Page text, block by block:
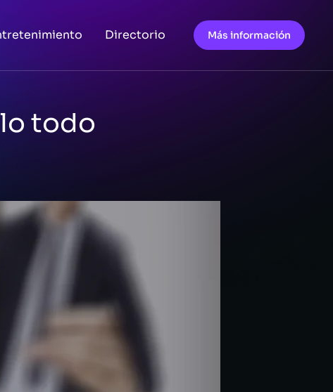
Directorio Más información
todo